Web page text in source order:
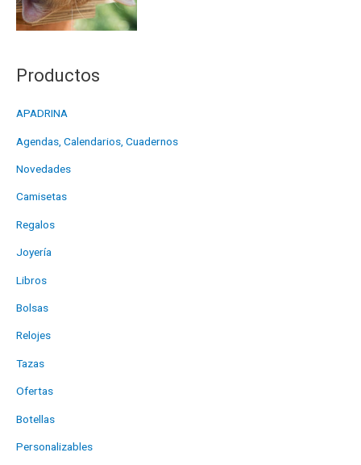
Productos
APADRINA
Agendas, Calendarios, Cuadernos
Novedades
Camisetas
Regalos
Joyería
Libros
Bolsas
Relojes
Tazas
Ofertas
Botellas
Personalizables